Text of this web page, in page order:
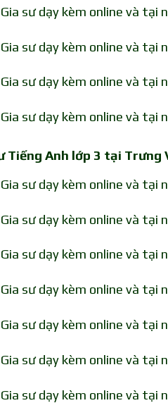
sư dạy kèm online và tại
sư dạy kèm online và tại
sư dạy kèm online và tại
sư dạy kèm online và tại
Tiếng Anh lớp 3 tại Trưng
sư dạy kèm online và tại
sư dạy kèm online và tại
sư dạy kèm online và tại
sư dạy kèm online và tại
sư dạy kèm online và tại
sư dạy kèm online và tại
sư dạy kèm online và tại